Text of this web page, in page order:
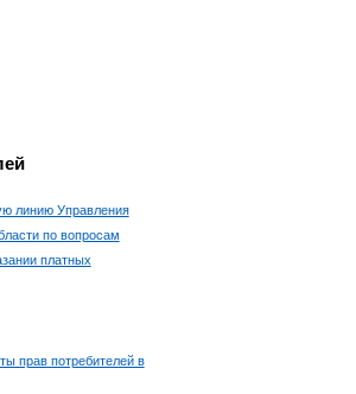
линию Управления
по вопросам
платных
прав потребителей в